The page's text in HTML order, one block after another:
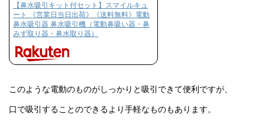
【鼻水吸引キット付セット】スマイルキュ
ート 《営業日当日出荷》《送料無料》電動
鼻水吸引器 鼻水吸引機（電動鼻吸い器・鼻
みず取り器・鼻水取り器）
このような電動のものがしっかりと吸引できて便利ですが、
口で吸引することのできるより手軽なものもあります。